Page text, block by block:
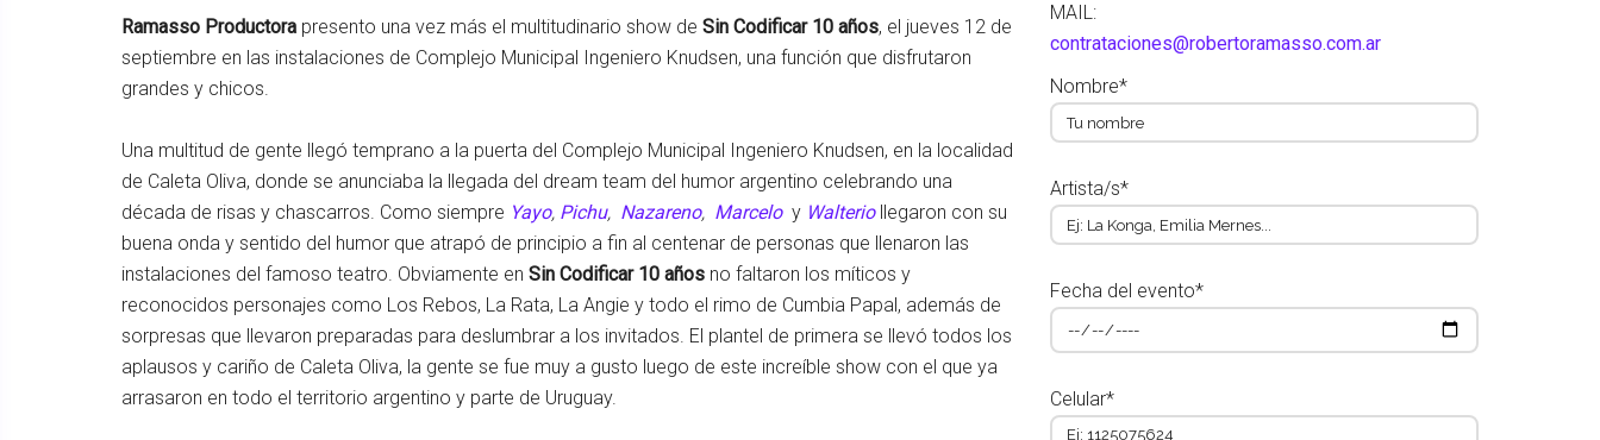
Ramasso Productora presento una vez más el multitudinario show de Sin Codificar 10 años, el jueves 12 de
septiembre en las instalaciones de Complejo Municipal Ingeniero Knudsen, una función que disfrutaron
grandes y chicos.
Una multitud de gente llegó temprano a la puerta del Complejo Municipal Ingeniero Knudsen, en la localidad
de Caleta Oliva, donde se anunciaba la llegada del dream team del humor argentino celebrando una
década de risas y chascarros. Como siempre Yayo, Pichu, Nazareno, Marceloy Walterio llegaron con su
buena onda y sentido del humor que atrapó de principio a fin al centenar de personas que llenaron las
instalaciones del famoso teatro. Obviamente en Sin Codificar 10 años no faltaron los míticos y
reconocidos personajes como Los Rebos, La Rata, La Angie y todo el rimo de Cumbia Papal, además de
sorpresas que llevaron preparadas para deslumbrar a los invitados. El plantel de primera se llevó todos los
aplausos y cariño de Caleta Oliva, la gente se fue muy a gusto luego de este increíble show con el que ya
arrasaron en todo el territorio argentino y parte de Uruguay.
MAIL:
contrataciones@robertoramasso.com.ar
Nombre*
Artista/s*
Fecha del evento*
Celular*